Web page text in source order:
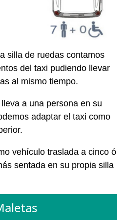
silla de ruedas contamos
del taxi pudiendo llevar
al mismo tiempo.
a una persona en su
adaptar el taxi como
vehículo traslada a cinco ó
sentada en su propia silla